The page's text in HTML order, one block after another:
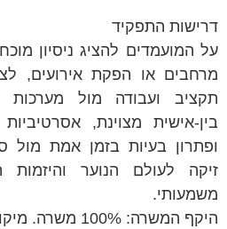
דרישות התפקיד
על המועמדים להציג ניסיון
מרחבים או הפקת אירועים,
תקציב ועבודה מול
בין-אישית מצוינת,
ופתרון בעיות בזמן אמת מול
זיקה לעולם הנוער והיזמות
משמעותי.
היקף המשרה: 100% משרה. מיקום: ירושלים.